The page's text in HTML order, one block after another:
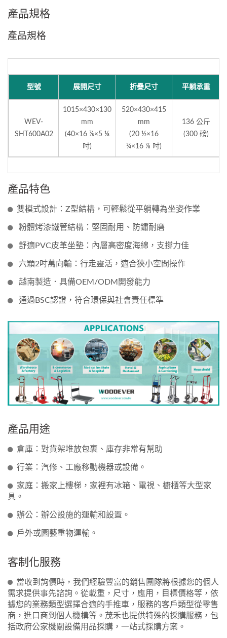
產品規格
產品規格
型號 展開尺寸 折疊尺寸 平躺承重
WEV-
SHT600A02
1015×430×130
mm
(40×16 ⅞×5 ⅛
吋)
520×430×415
mm
(20 ½×16
¾×16 ⅞ 吋)
136 公斤
(300 磅)
產品特色
雙模式設計：Z型結構，可輕鬆從平躺轉為坐姿作業
粉體烤漆鐵管結構：堅固耐用、防鏽耐磨
舒適PVC皮革坐墊：內層高密度海綿，支撐力佳
六顆2吋萬向輪：行走靈活，適合狹小空間操作
越南製造．具備OEM/ODM開發能力
通過BSC認證，符合環保與社會責任標準
產品用途
倉庫：對貨架堆放包裹、庫存非常有幫助
行業：汽修、工廠移動機器或設備。
家庭：搬家上樓梯，家裡有冰箱、電視、櫥櫃等大型家
具。
辦公：辦公設施的運輸和設置。
戶外或園藝重物運輸。
客制化服務
當收到詢價時，我們經驗豐富的銷售團隊將根據您的個人
需求提供事先諮詢。從載重，尺寸，應用，目標價格等，依
據您的業務類型選擇合適的手推車，服務的客戶類型從零售
商，進口商到個人機構等。茂禾也提供特殊的採購服務，包
括政府公家機關設備用品採購，一站式採購方案。